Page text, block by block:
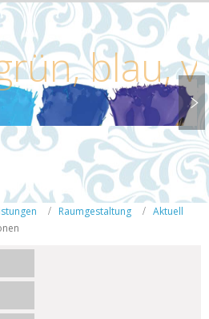
blau,
Raumgestaltung
Aktuell